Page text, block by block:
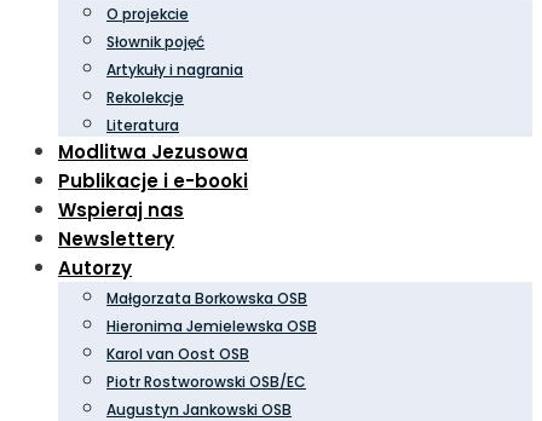
O projekcie
Słownik pojęć
Artykuły i nagrania
Rekolekcje
Literatura
Modlitwa Jezusowa
Publikacje i e-booki
Wspieraj nas
Newslettery
Autorzy
Małgorzata Borkowska OSB
Hieronima Jemielewska OSB
Karol van Oost OSB
Piotr Rostworowski OSB/EC
Augustyn Jankowski OSB